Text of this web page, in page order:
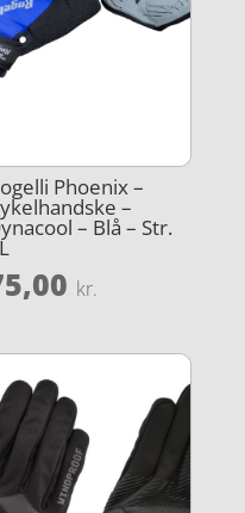
Phoenix –
–
– Blå – Str.
kr.